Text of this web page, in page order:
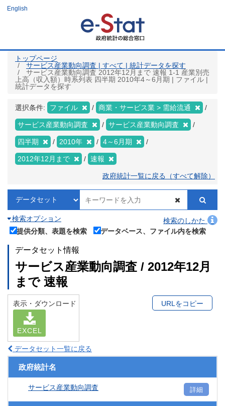
ツ
English
トップページ
サービス産業動向調査 | すべて | 統計データを探す
サービス産業動向調査 2012年12月まで 速報 1-1 産業別売
上高（収入額）時系列表 四半期 2010年4～6月期 | ファイル |
統計データを探す
選択条件: ファイル 商業・サービス業 > 需給流通
サービス産業動向調査 サービス産業動向調査
四半期 2010年 4～6月期
2012年12月まで 速報
政府統計一覧に戻る（すべて解除）
検索オプション
検索のしかた
提供分類、表題を検索
データベース、ファイル内を検索
データセット情報
サービス産業動向調査 / 2012年12月
まで 速報
表示・ダウンロード
EXCEL
URLをコピー
データセット一覧に戻る
政府統計名
サービス産業動向調査 詳細